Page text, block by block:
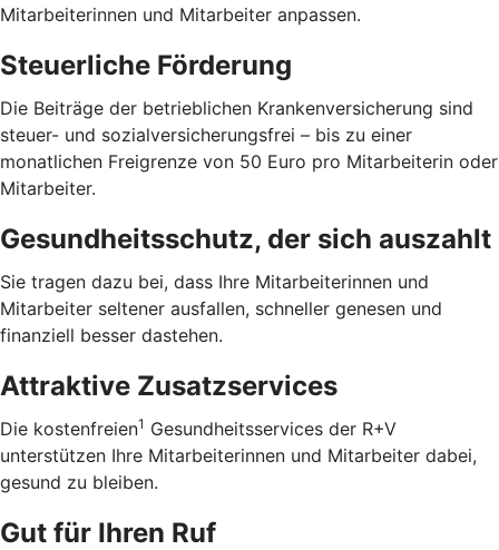
Mitarbeiterinnen und Mitarbeiter anpassen.
Steuerliche Förderung
Die Beiträge der betrieblichen Krankenversicherung sind
steuer- und sozialversicherungsfrei – bis zu einer
monatlichen Freigrenze von 50 Euro pro Mitarbeiterin oder
Mitarbeiter.
Gesundheitsschutz, der sich auszahlt
Sie tragen dazu bei, dass Ihre Mitarbeiterinnen und
Mitarbeiter seltener ausfallen, schneller genesen und
finanziell besser dastehen.
Attraktive Zusatzservices
Die kostenfreien1 Gesundheitsservices der R+V
unterstützen Ihre Mitarbeiterinnen und Mitarbeiter dabei,
gesund zu bleiben.
Gut für Ihren Ruf